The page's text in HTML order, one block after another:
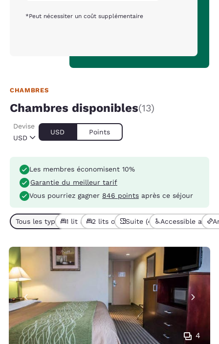
*Peut nécessiter un coût supplémentaire
CHAMBRES
Chambres disponibles(13)
USD
Devise
USD Points
Les membres économisent 10%
Garantie du meilleur tarif
Vous pourriez gagner 846 points après ce séjour
Tous les types de chambres (13)
1 lit (5) 2 lits ou + (8)Suite (4) Accessible aux
4